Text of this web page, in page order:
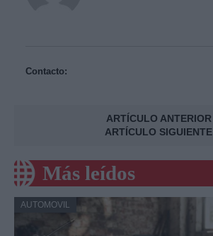
Contacto:
ARTÍCULO ANTERIOR
ARTÍCULO SIGUIENTE
Más leídos
AUTOMOVIL